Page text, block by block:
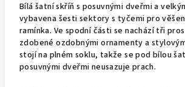
Bílá šatní skříň s posuvnými dveřmi a
vybavena šesti sektory s tyčemi pro
ramínka. Ve spodní části se nachází tři
zdobené ozdobnými ornamenty a
stojí na plném soklu, takže se pod bílou
posuvnými dveřmi neusazuje prach.